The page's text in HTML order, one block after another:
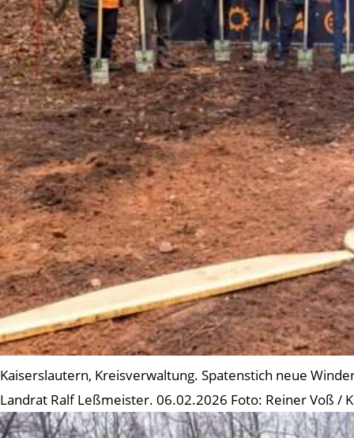
Kaiserslautern, Kreisverwaltung. Spatenstich neue
Landrat Ralf Leßmeister. 06.02.2026 Foto: Reiner Voß /